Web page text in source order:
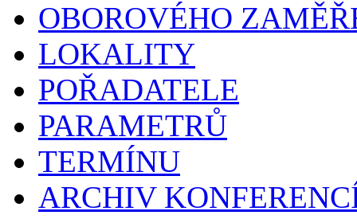
OBOROVÉHO
LOKALITY
POŘADATELE
PARAMETRŮ
TERMÍNU
ARCHIV